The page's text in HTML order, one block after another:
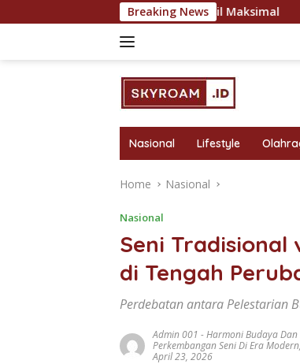
to
Breaking News
Latihan untuk Hasil Maksimal Olahraga
Nasional Lifestyle
Home Nasional
Nasional
Seni Tradisional
di Tengah
Perdebatan antara Pelestarian
Admin 001 -Harmoni Budaya Dan
Perkembangan Seni Di Era Modern,
April 23, 2026